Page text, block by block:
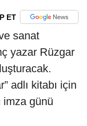
ET
sanat
yazar Rüzgar
adlı kitabı için
imza günü